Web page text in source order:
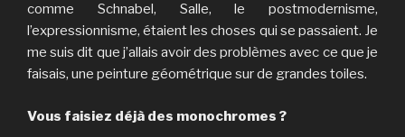
comme Schnabel, Salle, le postmodernisme,
l’expressionnisme, étaient les choses qui se passaient. Je
me suis dit que j’allais avoir des problèmes avec ce que je
faisais, une peinture géométrique sur de grandes toiles.
Vous faisiez déjà des monochromes ?